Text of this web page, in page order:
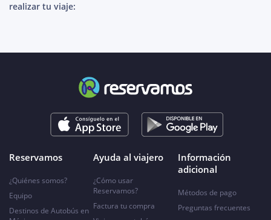
realizar tu viaje:
Reservamos
¿Quiénes somos?
Equipo
Destinos de Autobús en
Ayuda al viajero
¿Cómo usar
Reservamos?
Factura tu compra
Información
adicional
Métodos de pago
Preguntas frecuentes